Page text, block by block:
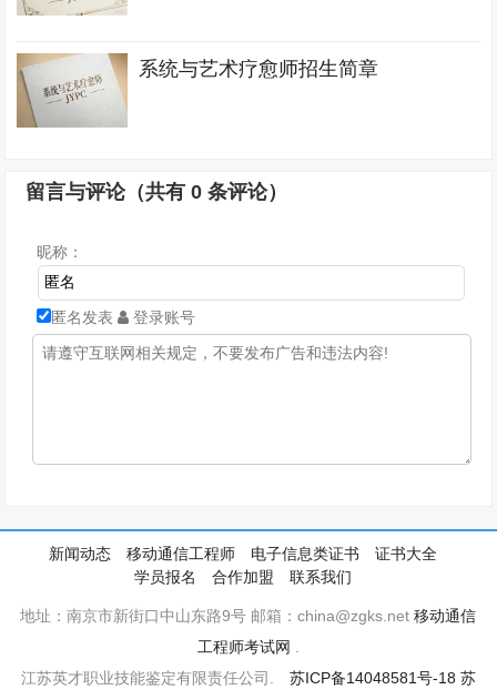
系统与艺术疗愈师招生简章
留言与评论（共有0 条评论）
昵称：
匿名发表 登录账号
新闻动态 移动通信工程师 电子信息类证书
证书大全
学员报名
合作加盟 联系我们
地址：南京市新街口中山东路9号 邮箱：china@zgks.net移动通信
工程师考试网
江苏英才职业技能鉴定有限责任公司. 苏ICP备14048581号-18 苏